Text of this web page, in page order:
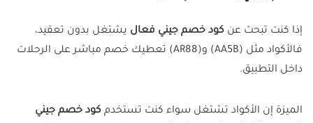
إذا كنت تبحث عن كود خصم جيني فعال يشتغل بدون تعقيد،
فالأكواد مثل (AA5B) و(AR88) تعطيك خصم مباشر على الرحلات
داخل التطبيق.
الميزة إن الأكواد تشتغل سواء كنت تستخدم كود خصم جيني